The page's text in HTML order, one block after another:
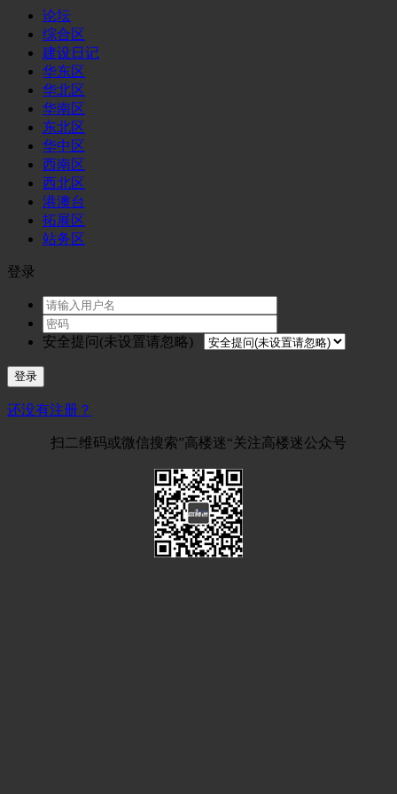
论坛
综合区
建设日记
华东区
华北区
华南区
东北区
华中区
西南区
西北区
港澳台
拓展区
站务区
登录
安全提问(未设置请忽略)
登录
还没有注册？
扫二维码或微信搜索”高楼迷“关注高楼迷公众号